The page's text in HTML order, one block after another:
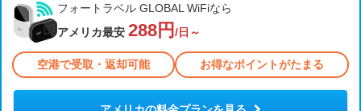
フォートラベル GLOBAL WiFiなら
アメリカ最安 288円 /日～
空港で受取・返却可能 お得なポイントがたまる